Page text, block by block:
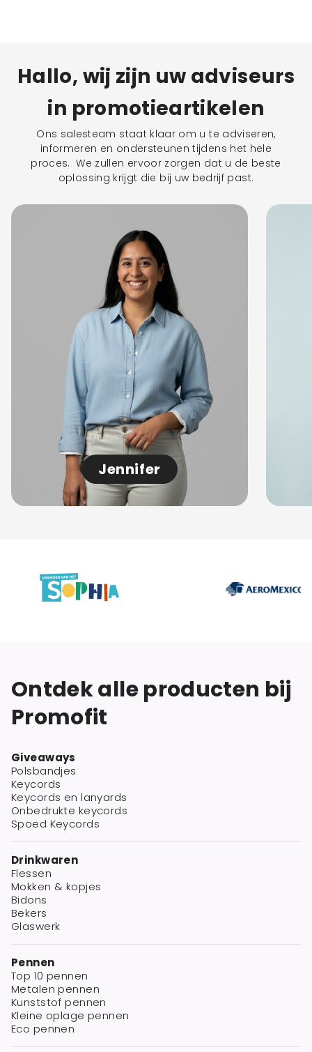
Hallo, wij zijn uw adviseurs
in promotieartikelen
Ons salesteam staat klaar om u te adviseren,
informeren en ondersteunen tijdens het hele
proces. We zullen ervoor zorgen dat u de beste
oplossing krijgt die bij uw bedrijf past.
Jennifer
Ontdek alle producten bij
Promofit
Giveaways
Polsbandjes
Keycords
Keycords en lanyards
Onbedrukte keycords
Spoed Keycords
Drinkwaren
Flessen
Mokken & kopjes
Bidons
Bekers
Glaswerk
Pennen
Top 10 pennen
Metalen pennen
Kunststof pennen
Kleine oplage pennen
Eco pennen